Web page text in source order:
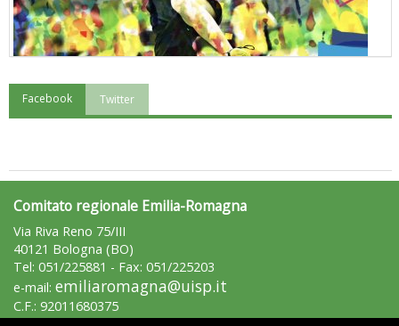
"Superare gli ostacoli": la relazione di Tiziano Pesce al CN Uisp
Facebook Twitter
Comitato regionale Emilia-Romagna
Via Riva Reno 75/III
40121 Bologna (BO)
Tel: 051/225881 - Fax: 051/225203
e-mail: emiliaromagna@uisp.it
C.F.: 92011680375